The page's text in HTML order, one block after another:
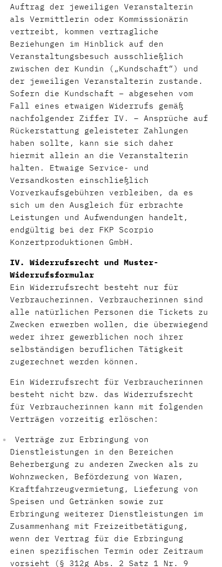
Auftrag der jeweiligen Veranstalterin
als Vermittlerin oder Kommissionärin
vertreibt, kommen vertragliche
Beziehungen im Hinblick auf den
Veranstaltungsbesuch ausschließlich
zwischen der Kundin („Kundschaft“) und
der jeweiligen Veranstalterin zustande.
Sofern die Kundschaft – abgesehen vom
Fall eines etwaigen Widerrufs gemäß
nachfolgender Ziffer IV. – Ansprüche auf
Rückerstattung geleisteter Zahlungen
haben sollte, kann sie sich daher
hiermit allein an die Veranstalterin
halten. Etwaige Service- und
Versandkosten einschließlich
Vorverkaufsgebühren verbleiben, da es
sich um den Ausgleich für erbrachte
Leistungen und Aufwendungen handelt,
endgültig bei der FKP Scorpio
Konzertproduktionen GmbH.
IV. Widerrufsrecht und Muster-
Widerrufsformular
Ein Widerrufsrecht besteht nur für
Verbraucherinnen. Verbraucherinnen sind
alle natürlichen Personen die Tickets zu
Zwecken erwerben wollen, die überwiegend
weder ihrer gewerblichen noch ihrer
selbständigen beruflichen Tätigkeit
zugerechnet werden können.
Ein Widerrufsrecht für Verbraucherinnen
besteht nicht bzw. das Widerrufsrecht
für Verbraucherinnen kann mit folgenden
Verträgen vorzeitig erlöschen:
Verträge zur Erbringung von
Dienstleistungen in den Bereichen
Beherbergung zu anderen Zwecken als zu
Wohnzwecken, Beförderung von Waren,
Kraftfahrzeugvermietung, Lieferung von
Speisen und Getränken sowie zur
Erbringung weiterer Dienstleistungen im
Zusammenhang mit Freizeitbetätigung,
wenn der Vertrag für die Erbringung
einen spezifischen Termin oder Zeitraum
vorsieht (§ 312g Abs. 2 Satz 1 Nr. 9